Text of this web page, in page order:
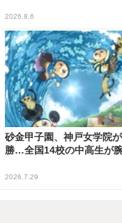
2026.8.6
砂金甲子園、神戸女学院
勝…全国14校の中高生が
2026.7.29